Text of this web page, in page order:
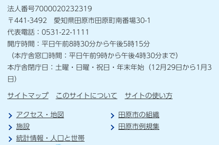
法人番号7000020232319
〒441-3492 愛知県田原市田原町南番場30-1
代表電話：0531-22-1111
開庁時間：平日午前8時30分から午後5時15分
（本庁舎窓口時間：平日午前9時から午後4時30分まで）
本庁舎閉庁日：土曜・日曜・祝日・年末年始（12月29日から1月3
日）
サイトマップ このサイトについて サイトの使い方
アクセス・地図
田原市の組織
施設
田原市例規集
統計情報・人口と世帯